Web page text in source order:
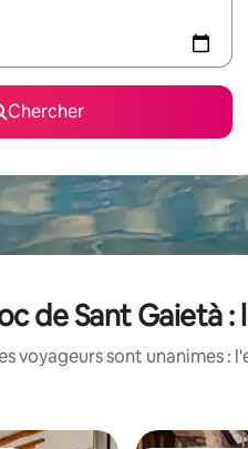
Chercher
de Sant Gaietà
voyageurs sont unanimes